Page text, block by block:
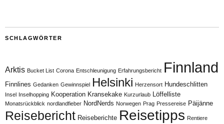
SCHLAGWÖRTER
Arktis Bucket List Corona Entschleunigung Erfahrungsbericht Finnland
Finnlines Gedanken Gewinnspiel Helsinki Herzensort Hundeschlitten
Insel Inselhopping Kooperation Kransekake Kurzurlaub Löffelliste
Monatsrückblick nordlandfieber NordNerds Norwegen Prag Pressereise Päijänne
Reisebericht Reiseberichte Reisetipps Rentiere